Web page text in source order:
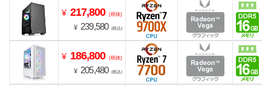
¥ 217,800 (税抜)
¥ 239,580 (税込)
¥ 186,800 (税抜)
¥ 205,480 (税込)